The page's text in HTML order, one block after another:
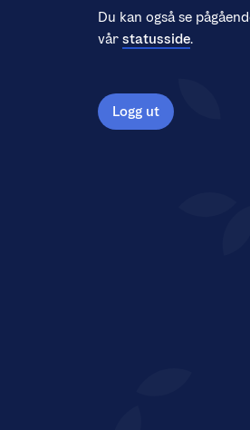
Du kan også se
vår statusside.
Logg ut